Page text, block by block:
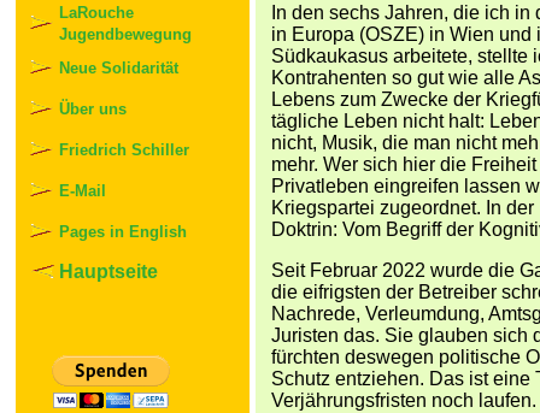
LaRouche
Jugendbewegung
Neue Solidarität
Über uns
Friedrich Schiller
E-Mail
Pages in English
Hauptseite
In den sechs Jahren, die ich
in Europa (OSZE) in Wien
Südkaukasus arbeitete, stellte
Kontrahenten so gut wie alle
Lebens zum Zwecke der
tägliche Leben nicht halt:
nicht, Musik, die man nicht
mehr. Wer sich hier die
Privatleben eingreifen lassen
Kriegspartei zugeordnet. In
Doktrin: Vom Begriff der
Seit Februar 2022 wurde die
die eifrigsten der Betreiber
Nachrede, Verleumdung,
Juristen das. Sie glauben sich
fürchten deswegen politische
Schutz entziehen. Das ist eine
Verjährungsfristen noch laufen.